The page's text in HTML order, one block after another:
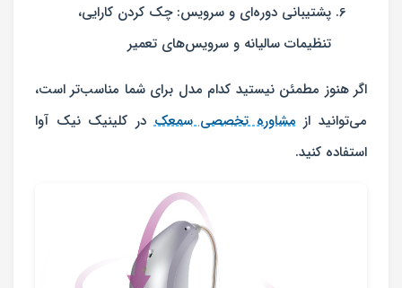
پشتیبانی دوره‌ای و سرویس: چک کردن کارایی،
تنظیمات سالیانه و سرویس‌های تعمیر
اگر هنوز مطمئن نیستید کدام مدل برای شما مناسب‌تر است،
می‌توانید از مشاوره تخصصی سمعکدر کلینیک نیک آوا
استفاده کنید.